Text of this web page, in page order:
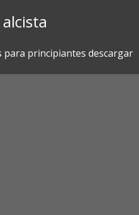
para principiantes descargar